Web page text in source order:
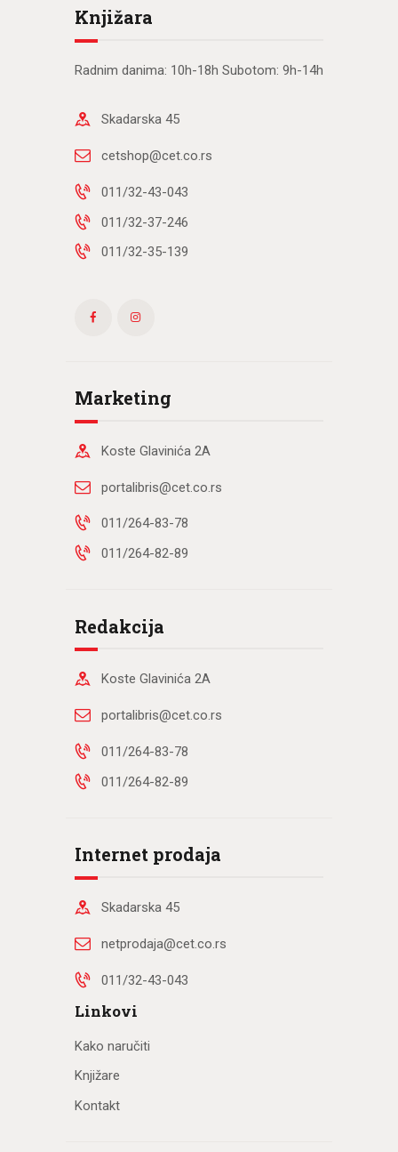
Knjižara
Radnim danima: 10h-18h Subotom: 9h-14h
Skadarska 45
cetshop@cet.co.rs
011/32-43-043
011/32-37-246
011/32-35-139
Marketing
Koste Glavinića 2A
portalibris@cet.co.rs
011/264-83-78
011/264-82-89
Redakcija
Koste Glavinića 2A
portalibris@cet.co.rs
011/264-83-78
011/264-82-89
Internet prodaja
Skadarska 45
netprodaja@cet.co.rs
011/32-43-043
Linkovi
Kako naručiti
Knjižare
Kontakt